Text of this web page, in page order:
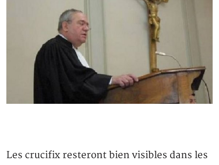
Les crucifix resteront bien visibles dans les